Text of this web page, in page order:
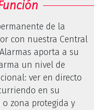
de la
con nuestra Central
aporta a su
un nivel de
ver en directo
en su
zona protegida y